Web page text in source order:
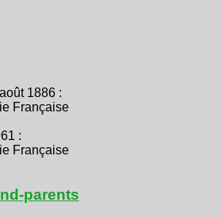
1886 :
Française
:
Française
parents